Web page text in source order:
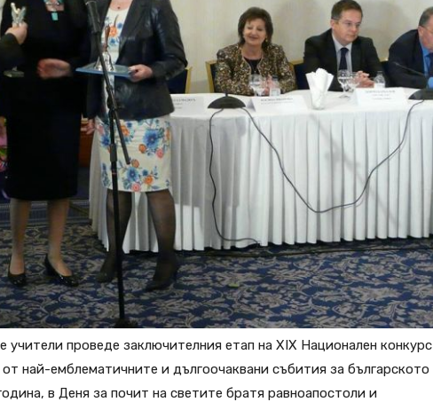
учители проведе заключителния етап на XIX Национален конкурс
от най-емблематичните и дългоочаквани събития за българското
в Деня за почит на светите братя равноапостоли и